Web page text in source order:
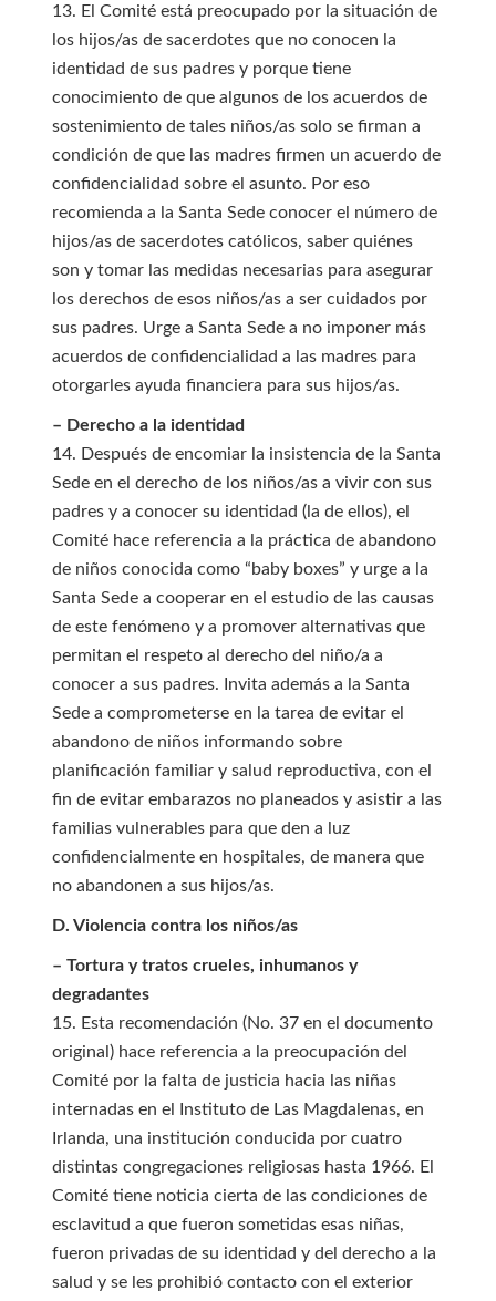
13. El Comité está preocupado por la situación de
los hijos/as de sacerdotes que no conocen la
identidad de sus padres y porque tiene
conocimiento de que algunos de los acuerdos de
sostenimiento de tales niños/as solo se firman a
condición de que las madres firmen un acuerdo de
confidencialidad sobre el asunto. Por eso
recomienda a la Santa Sede conocer el número de
hijos/as de sacerdotes católicos, saber quiénes
son y tomar las medidas necesarias para asegurar
los derechos de esos niños/as a ser cuidados por
sus padres. Urge a Santa Sede a no imponer más
acuerdos de confidencialidad a las madres para
otorgarles ayuda financiera para sus hijos/as.
– Derecho a la identidad
14. Después de encomiar la insistencia de la Santa
Sede en el derecho de los niños/as a vivir con sus
padres y a conocer su identidad (la de ellos), el
Comité hace referencia a la práctica de abandono
de niños conocida como “baby boxes” y urge a la
Santa Sede a cooperar en el estudio de las causas
de este fenómeno y a promover alternativas que
permitan el respeto al derecho del niño/a a
conocer a sus padres. Invita además a la Santa
Sede a comprometerse en la tarea de evitar el
abandono de niños informando sobre
planificación familiar y salud reproductiva, con el
fin de evitar embarazos no planeados y asistir a las
familias vulnerables para que den a luz
confidencialmente en hospitales, de manera que
no abandonen a sus hijos/as.
D. Violencia contra los niños/as
– Tortura y tratos crueles, inhumanos y
degradantes
15. Esta recomendación (No. 37 en el documento
original) hace referencia a la preocupación del
Comité por la falta de justicia hacia las niñas
internadas en el Instituto de Las Magdalenas, en
Irlanda, una institución conducida por cuatro
distintas congregaciones religiosas hasta 1966. El
Comité tiene noticia cierta de las condiciones de
esclavitud a que fueron sometidas esas niñas,
fueron privadas de su identidad y del derecho a la
salud y se les prohibió contacto con el exterior